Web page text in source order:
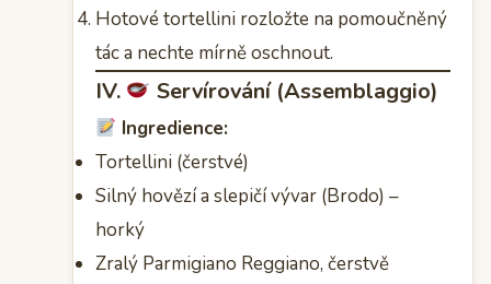
Hotové tortellini rozložte na pomoučněný
tác a nechte mírně oschnout.
IV. Servírování (Assemblaggio)
Ingredience:
Tortellini (čerstvé)
Silný hovězí a slepičí vývar (Brodo) –
horký
Zralý Parmigiano Reggiano, čerstvě